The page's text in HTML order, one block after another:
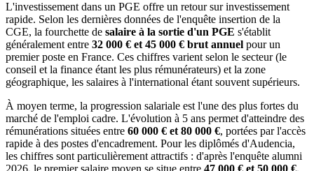
L'investissement dans un PGE offre un retour sur investissement
rapide. Selon les dernières données de l'enquête insertion de la
CGE, la fourchette de salaire à la sortie d'un PGE s'établit
généralement entre 32 000 € et 45 000 € brut annuel pour un
premier poste en France. Ces chiffres varient selon le secteur (le
conseil et la finance étant les plus rémunérateurs) et la zone
géographique, les salaires à l'international étant souvent supérieurs.
À moyen terme, la progression salariale est l'une des plus fortes du
marché de l'emploi cadre. L'évolution à 5 ans permet d'atteindre des
rémunérations situées entre 60 000 € et 80 000 €, portées par l'accès
rapide à des postes d'encadrement. Pour les diplômés d'Audencia,
les chiffres sont particulièrement attractifs : d'après l'enquête alumni